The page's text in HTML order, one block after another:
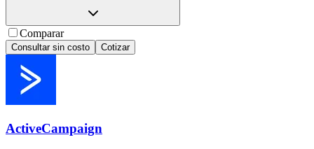
Comparar
Consultar sin costo Cotizar
ActiveCampaign